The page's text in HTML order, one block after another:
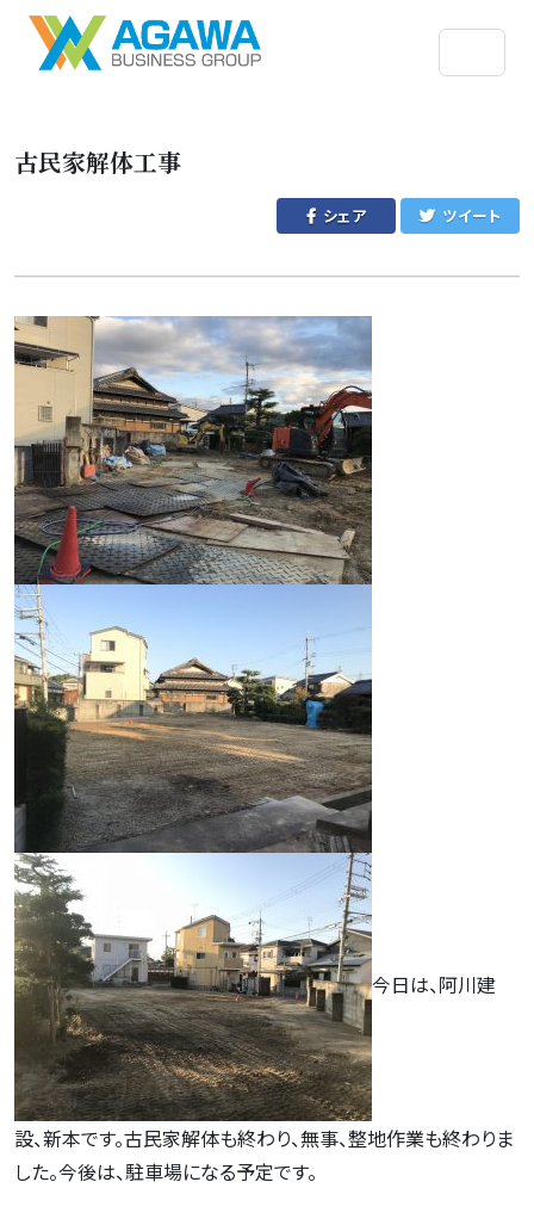
古民家解体工事
シェア ツイート
今日は、阿川建
設、新本です。古民家解体も終わり、無事、整地作業も終わりま
した。今後は、駐車場になる予定です。